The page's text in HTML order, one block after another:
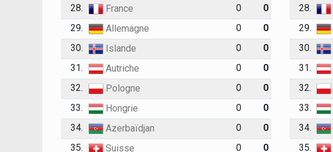
28.
France 0
0
29.
Allemagne 0
0
30.
Islande 0
0
31.
Autriche 0
0
32.
Pologne 0
0
33.
Hongrie 0
0
34.
Azerbaïdjan 0
0
35.
Suisse 0
0
28.
29.
30.
31.
32.
33.
34.
35.